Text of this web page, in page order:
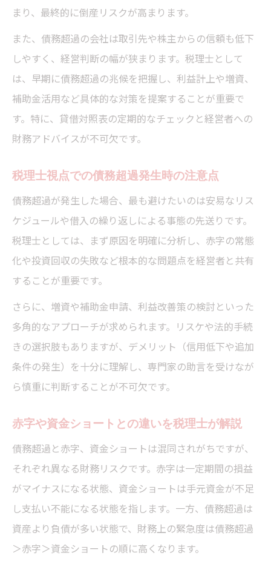
簿外債務への注意点を税理士が解説
貸借対照表から早期兆候を税理士が見抜く
方法
税理士視点で考える債務超過の原因
赤字の常態化による債務超過リスクを税理
士が解説
投資回収失敗が招く債務超過を税理士が分
財務知識不足による債務超過の典型パター
ン
開業初年度の債務超過を税理士がどう見る
か
税理士が発見する債務超過の根本原因とは
債務超過を早期に察知するポイント
税理士が教える定期的な財務モニタリング
の重要性
債務超過の兆候を早期に見抜く税理士の視
点
法
債務超過リスクを高める財務指標の注意点
債務超過時の増資や債務免除の注意点
税理士が伝える増資による債務超過解消の
実際
まり、最終的に倒産リスクが高まります。
また、債務超過の会社は取引先や株主からの信頼も低下
しやすく、経営判断の幅が狭まります。税理士として
は、早期に債務超過の兆候を把握し、利益計上や増資、
補助金活用など具体的な対策を提案することが重要で
す。特に、貸借対照表の定期的なチェックと経営者への
財務アドバイスが不可欠です。
税理士視点での債務超過発生時の注意点
債務超過が発生した場合、最も避けたいのは安易なリス
ケジュールや借入の繰り返しによる事態の先送りです。
税理士としては、まず原因を明確に分析し、赤字の常態
化や投資回収の失敗など根本的な問題点を経営者と共有
することが重要です。
さらに、増資や補助金申請、利益改善策の検討といった
多角的なアプローチが求められます。リスケや法的手続
きの選択肢もありますが、デメリット（信用低下や追加
条件の発生）を十分に理解し、専門家の助言を受けなが
ら慎重に判断することが不可欠です。
赤字や資金ショートとの違いを税理士が解説
債務超過と赤字、資金ショートは混同されがちですが、
それぞれ異なる財務リスクです。赤字は一定期間の損益
がマイナスになる状態、資金ショートは手元資金が不足
し支払い不能になる状態を指します。一方、債務超過は
資産より負債が多い状態で、財務上の緊急度は債務超過
＞赤字＞資金ショートの順に高くなります。